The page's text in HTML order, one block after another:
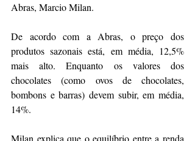
Abras, Marcio Milan.
De acordo com a Abras, o preço dos
produtos sazonais está, em média, 12,5%
mais alto. Enquanto os valores dos
chocolates (como ovos de chocolates,
bombons e barras) devem subir, em média,
14%.